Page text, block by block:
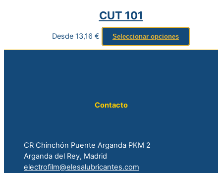
CUT 101
Desde 13,16 € Seleccionar opciones
Contacto
CR Chinchón Puente Arganda PKM 2
Arganda del Rey, Madrid
electrofilm@elesalubricantes.com